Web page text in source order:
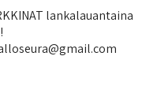
lankalauantaina